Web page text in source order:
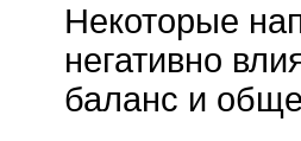
Некоторые
негативно
баланс и